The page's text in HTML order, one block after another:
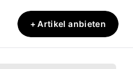
+ Artikel anbieten